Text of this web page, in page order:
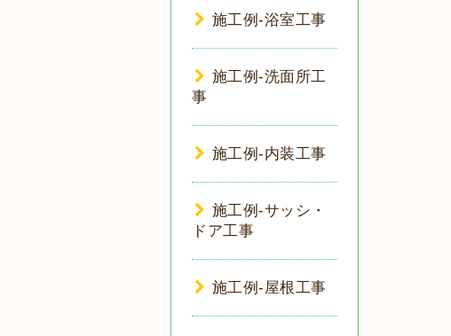
施工例-浴室工事
施工例-洗面所工
事
施工例-内装工事
施工例-サッシ・
ドア工事
施工例-屋根工事